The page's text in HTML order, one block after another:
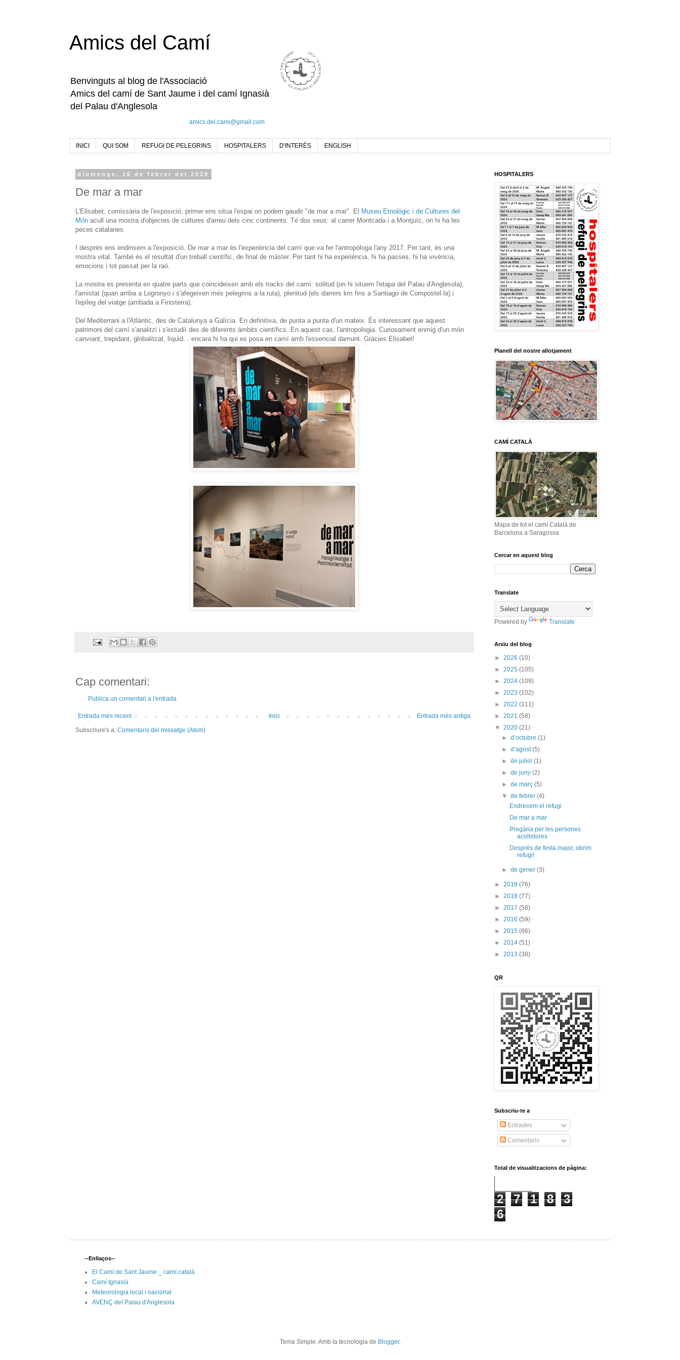
Amics del Camí
Benvinguts al blog de l'Associació
Amics del camí de Sant Jaume i del camí Ignasià
del Palau d'Anglesola
amics.del.cami@gmail.com
INICI QUI SOM REFUGI DE PELEGRINS HOSPITALERS D'INTERÈS ENGLISH
diumenge, 16 de febrer del 2020
De mar a mar
L'Elisabet, comissària de l'exposició, primer ens situa l'espai on podem gaudir "de mar a mar". El
Museu Etnològic i de Cultures del
Món acull una mostra d'objectes de cultures d'arreu dels cinc continents. Té dos seus: al carrer Montcada i a Montjuïc, on hi ha les
peces catalanes.
I després ens endinsem a l'exposició. De mar a mar és l'experiència del camí que va fer l'antropòloga l'any 2017. Per tant, és una
mostra vital. També és el resultat d'un treball científic, de final de màster. Per tant hi ha experiència, hi ha passes, hi ha vivència,
emocions i tot passat per la raó.
La mostra es presenta en quatre parts que coincideixen amb els tracks del camí: solitud (on hi situem l'etapa del Palau d'Anglesola),
l'amistat (quan arriba a Logronyo i s'afegeixen més pelegrins a la ruta), plenitud (els darrers km fins a Santiago de Compostel·la) i
l'epíleg del viatge (arribada a Finisterra).
Del Mediterrani a l'Atlàntic, des de Catalunya a Galícia. En definitiva, de punta a punta d'un mateix. És interessant que aquest
patrimoni del camí s'analitzi i s'estudiï des de diferents àmbits científics. En aquest cas, l'antropologia. Curiosament enmig d'un món
canviant, trepidant, globalitzat, líquid... encara hi ha qui es posa en camí amb l'essencial damunt. Gràcies Elisabet!
Cap comentari:
Publica un comentari a l'entrada
Entrada més recent Entrada més antiga
Inici
Subscriure's a: Comentaris del missatge (Atom)
HOSPITALERS
Planell del nostre allotjament
CAMÍ CATALÀ
Mapa de tot el camí Català de
Barcelona a Saragossa
Cercar en aquest blog
Translate
Powered by Translate
Arxiu del blog
► 2026 (10)
► 2025 (105)
► 2024 (109)
► 2023 (102)
► 2022 (111)
► 2021 (58)
▼ 2020 (21)
►d’octubre(1)
►d’agost(5)
►de juliol(1)
►de juny(2)
►de març(5)
▼de febrer(4)
Endrecem el refugi
De mar a mar
Pregària per les persones
acollidores
Després de festa major, obrim
refugi!
►de gener(3)
► 2019 (76)
► 2018 (77)
► 2017 (58)
► 2016 (59)
► 2015 (66)
► 2014 (51)
► 2013 (38)
QR
Subscriu-te a
Entrades
Comentaris
Total de visualitzacions de pàgina:
2 7 1 8
3
6
--Enllaços--
El Camí de Sant Jaume _ camí català
Camí Ignasià
Meteorologia local i nacional
AVENÇ del Palau d'Anglesola
Tema Simple. Amb la tecnologia de Blogger.